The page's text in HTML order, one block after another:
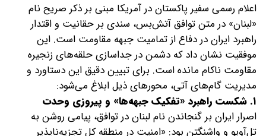
اعلام رسمی سفیر پاکستان در آمریکا مبنی بر ذکر صریح نام
«لبنان» در متن توافق آتش‌بس، سندی بر حقانیت و اقتدار
راهبرد ایران در دفاع از تمامیت جبهه مقاومت است. این
موفقیت نشان داد که دشمن در جداسازی حلقه‌های زنجیره
مقاومت ناکام مانده است. برای تبیین دقیق این دستاورد و
مدیریت گام‌های آتی، محورهای ذیل ابلاغ می‌شود:
۱. شکست راهبرد «تفکیک جبهه‌ها» و پیروزی وحدت
اصرار ایران بر گنجاندن نام لبنان در توافق، پیامی روشن به
تل‌آویو و واشنگتن بود: «امنیت در منطقه کل تجزیه‌ناپذیر